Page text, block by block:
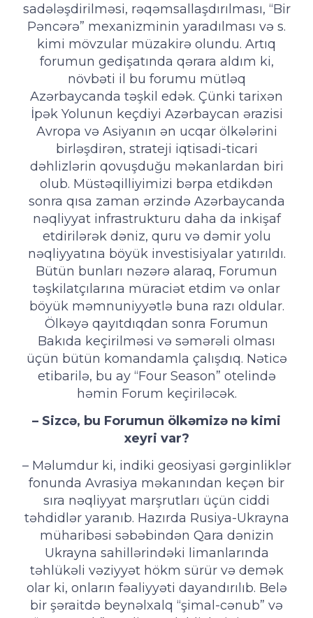
sadələşdirilməsi, rəqəmsallaşdırılması, “Bir
Pəncərə” mexanizminin yaradılması və s.
kimi mövzular müzakirə olundu. Artıq
forumun gedişatında qərara aldım ki,
növbəti il bu forumu mütləq
Azərbaycanda təşkil edək. Çünki tarixən
İpək Yolunun keçdiyi Azərbaycan ərazisi
Avropa və Asiyanın ən ucqar ölkələrini
birləşdirən, strateji iqtisadi-ticari
dəhlizlərin qovuşduğu məkanlardan biri
olub. Müstəqilliyimizi bərpa etdikdən
sonra qısa zaman ərzində Azərbaycanda
nəqliyyat infrastrukturu daha da inkişaf
etdirilərək dəniz, quru və dəmir yolu
nəqliyyatına böyük investisiyalar yatırıldı.
Bütün bunları nəzərə alaraq, Forumun
təşkilatçılarına müraciət etdim və onlar
böyük məmnuniyyətlə buna razı oldular.
Ölkəyə qayıtdıqdan sonra Forumun
Bakıda keçirilməsi və səmərəli olması
üçün bütün komandamla çalışdıq. Nəticə
etibarilə, bu ay “Four Season” otelində
həmin Forum keçiriləcək.
– Sizcə, bu Forumun ölkəmizə nə kimi
xeyri var?
– Məlumdur ki, indiki geosiyasi gərginliklər
fonunda Avrasiya məkanından keçən bir
sıra nəqliyyat marşrutları üçün ciddi
təhdidlər yaranıb. Hazırda Rusiya-Ukrayna
müharibəsi səbəbindən Qara dənizin
Ukrayna sahillərindəki limanlarında
təhlükəli vəziyyət hökm sürür və demək
olar ki, onların fəaliyyəti dayandırılıb. Belə
bir şəraitdə beynəlxalq “şimal-cənub” və